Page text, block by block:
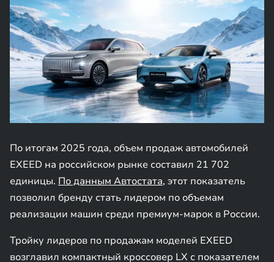
По итогам 2025 года, объем продаж автомобилей
EXEED на российском рынке составил 21 702
единицы. По данным Автостата, этот показатель
позволил бренду стать лидером по объемам
реализации машин среди премиум-марок в России.
Тройку лидеров по продажам моделей EXEED
возглавил компактный кроссовер LX с показателем